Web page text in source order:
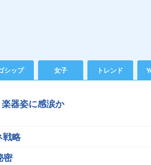
シップ 女子 トレンド
器姿に感涙か
戦略
密